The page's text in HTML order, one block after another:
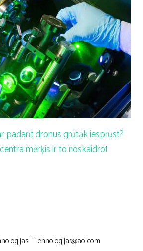
padarīt dronus grūtāk iesprūst?
mērķis ir to noskaidrot
| Tehnologijas@aol.com